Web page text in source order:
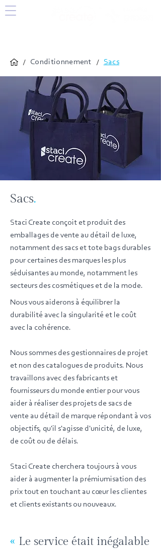
/ Conditionnement / Sacs
Sacs.
Staci Create conçoit et produit des
emballages de vente au détail de luxe,
notamment des sacs et tote bags durables
pour certaines des marques les plus
séduisantes au monde, notamment les
secteurs des cosmétiques et de la mode.
Nous vous aiderons à équilibrer la
durabilité avec la singularité et le coût
avec la cohérence.
Nous sommes des gestionnaires de projet
et non des catalogues de produits. Nous
travaillons avec des fabricants et
fournisseurs du monde entier pour vous
aider à réaliser des projets de sacs de
vente au détail de marque répondant à vos
objectifs, qu'il s'agisse d'unicité, de luxe,
de coût ou de délais.
Staci Create cherchera toujours à vous
aider à augmenter la prémiumisation des
prix tout en touchant au cœur les clientes
et clients existants ou nouveaux.
« Le service était inégalable